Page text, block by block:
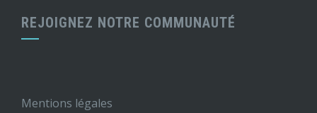
REJOIGNEZ NOTRE COMMUNAUTÉ
Mentions légales